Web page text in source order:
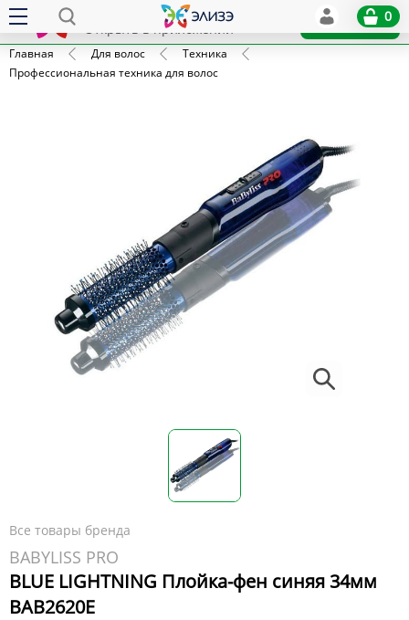
x
Открыть в приложении
Установить
0
Главная Для волос
Техника
Профессиональная техника для волос
Все товары бренда
BABYLISS PRO
BLUE LIGHTNING Плойка-фен синяя 34мм
BAB2620E